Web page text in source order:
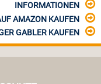
INFORMATIONEN
AMAZON KAUFEN
GABLER KAUFEN